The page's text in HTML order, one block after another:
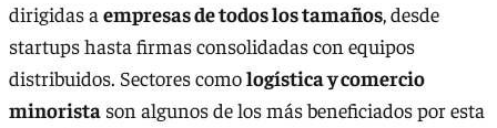
dirigidas a empresas de todos los tamaños, desde
startups hasta firmas consolidadas con equipos
distribuidos. Sectores comologística y comercio
minorista son algunos de los más beneficiados por esta